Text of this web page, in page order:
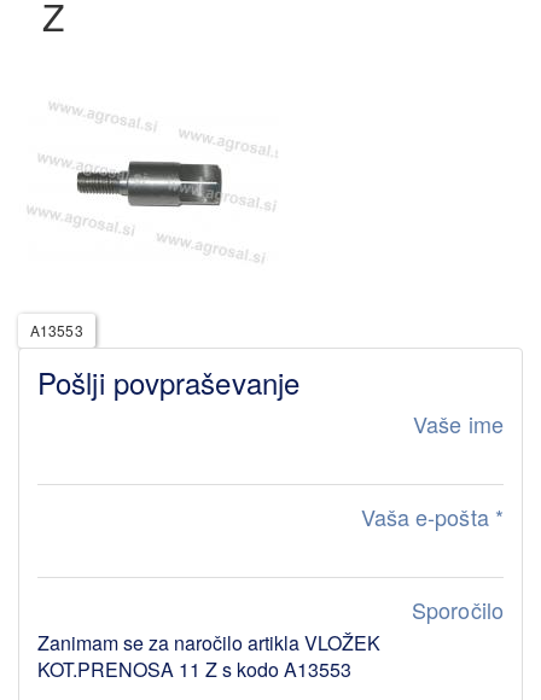
Z
A13553
Pošlji povpraševanje
Vaše ime
Vaša e-pošta *
Sporočilo